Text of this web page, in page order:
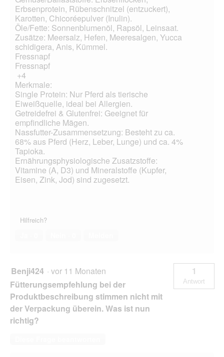
Erbsenprotein, Rübenschnitzel (entzuckert),
Karotten, Chicoréepulver (Inulin).
Öle/Fette: Sonnenblumenöl, Rapsöl, Leinsaat.
Zusätze: Meersalz, Hefen, Meeresalgen, Yucca
schidigera, Anis, Kümmel.
Fressnapf
Fressnapf
+4
Merkmale:
Single Protein: Nur Pferd als tierische
Eiweißquelle, ideal bei Allergien.
Getreidefrei & Glutenfrei: Geeignet für
empfindliche Mägen.
Nassfutter-Zusammensetzung: Besteht zu ca.
68% aus Pferd (Herz, Leber, Lunge) und ca. 4%
Tapioka.
Ernährungsphysiologische Zusatzstoffe:
Vitamine (A, D3) und Mineralstoffe (Kupfer,
Eisen, Zink, Jod) sind zugesetzt.
Hilfreich?
Benji424 · vor 11 Monaten
Fütterungsempfehlung bei der
Produktbeschreibung stimmen nicht mit
der Verpackung überein. Was ist nun
richtig?
1
Antwort